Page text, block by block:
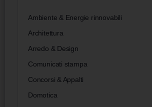
Ambiente & Energie rinnovabili
Architettura
Arredo & Design
Comunicati stampa
Concorsi & Appalti
Domotica